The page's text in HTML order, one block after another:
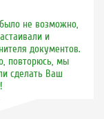
не возможно,
и
документов.
повторюсь, мы
сделать Ваш